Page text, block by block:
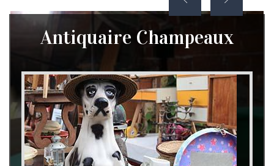
Antiquaire Champeaux